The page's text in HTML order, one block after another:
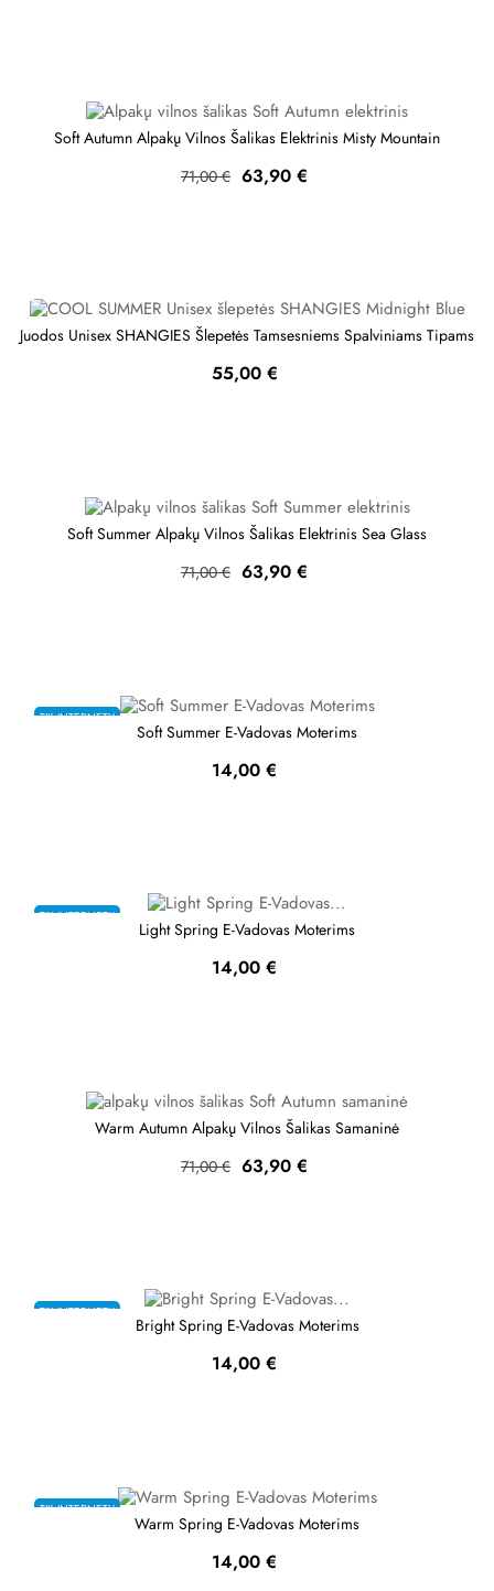
Soft Autumn Alpakų Vilnos Šalikas Elektrinis Misty Mountain
Bazinė
71,00 € Kaina
63,90 €
Juodos Unisex SHANGIES Šlepetės Tamsesniems Spalviniams Tipams
Kaina
55,00 €
Soft Summer Alpakų Vilnos Šalikas Elektrinis Sea Glass
Bazinė
71,00 € Kaina
63,90 €
TIK INTERNETU
Soft Summer E-Vadovas Moterims
Kaina
14,00 €
TIK INTERNETU
Light Spring E-Vadovas Moterims
Kaina
14,00 €
Warm Autumn Alpakų Vilnos Šalikas Samaninė
Bazinė
71,00 € Kaina
63,90 €
TIK INTERNETU
Bright Spring E-Vadovas Moterims
Kaina
14,00 €
TIK INTERNETU
Warm Spring E-Vadovas Moterims
Kaina
14,00 €